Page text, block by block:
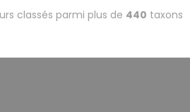
et toutes
adapter
tubifex,
classés parmi plus de 440 taxons